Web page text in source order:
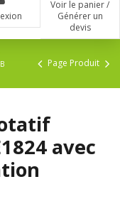
Voir le panier /
Générer un
devis
Page Produit
avec